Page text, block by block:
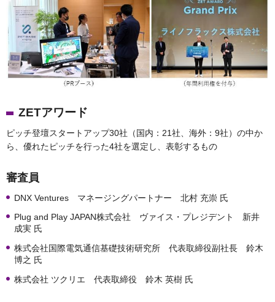
ZETアワード
ピッチ登壇スタートアップ30社（国内：21社、海外：9社）の中か
ら、優れたピッチを行った4社を選定し、表彰するもの
審査員
DNX Ventures マネージングパートナー 北村 充崇 氏
Plug and Play JAPAN株式会社 ヴァイス・プレジデント 新井
成実 氏
株式会社国際電気通信基礎技術研究所 代表取締役副社長 鈴木
博之 氏
株式会社 ツクリエ 代表取締役 鈴木 英樹 氏